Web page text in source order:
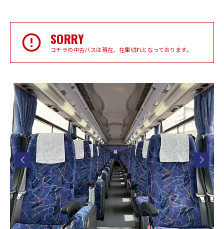
SORRY
コチラの中古バスは現在、在庫切れとなっております。